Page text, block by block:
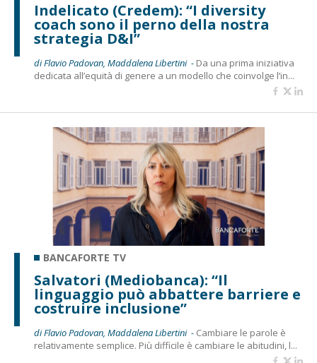
Indelicato (Credem): “I diversity
coach sono il perno della nostra
strategia D&I”
di Flavio Padovan, Maddalena Libertini - Da una prima iniziativa
dedicata all’equità di genere a un modello che coinvolge l’in...
BANCAFORTE TV
Salvatori (Mediobanca): “Il
linguaggio può abbattere barriere e
costruire inclusione”
di Flavio Padovan, Maddalena Libertini - Cambiare le parole è
relativamente semplice. Più difficile è cambiare le abitudini, l...